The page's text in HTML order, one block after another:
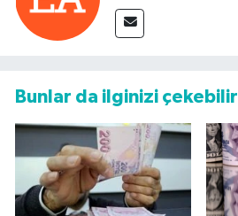
Bunlar da ilginizi çekebilir